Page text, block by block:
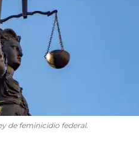
de feminicidio federal.